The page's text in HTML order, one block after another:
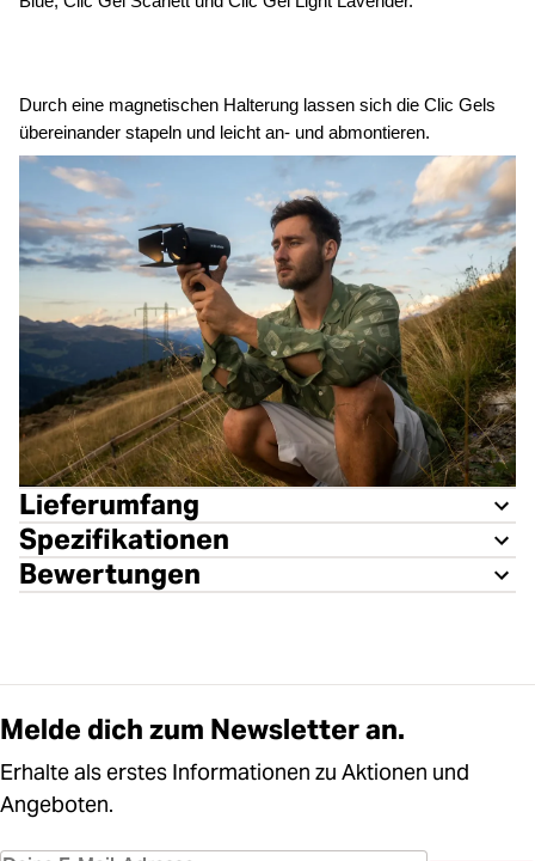
Durch eine magnetischen Halterung lassen sich die Clic Gels
übereinander stapeln und leicht an- und abmontieren.
Lieferumfang
Spezifikationen
Bewertungen
Melde dich zum Newsletter an.
Erhalte als erstes Informationen zu Aktionen und
Angeboten.